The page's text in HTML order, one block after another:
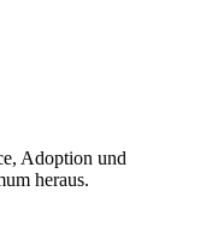
Adoption und
heraus.